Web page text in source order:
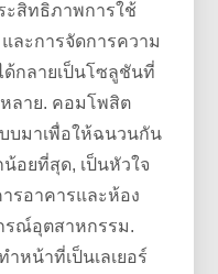
ะสิทธิภาพการใช้
ละการจัดการความ
กลายเป็นโซลูชันที่
ลาย. คอมโพสิต
บมาเพื่อให้ฉนวนกัน
อยที่สุด, เป็นหัวใจ
รอาคารและห้อง
รณ์อุตสาหกรรม.
หน้าที่เป็นเลเยอร์